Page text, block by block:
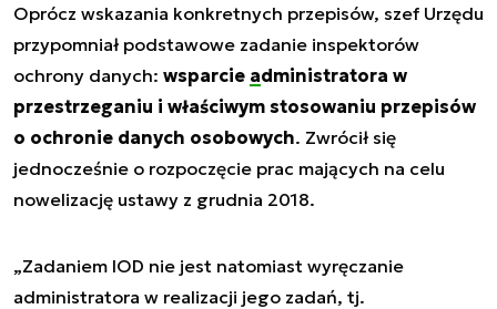
Oprócz wskazania konkretnych przepisów, szef Urzędu
przypomniał podstawowe zadanie inspektorów
ochrony danych: wsparcie administratora w
przestrzeganiu i właściwym stosowaniu przepisów
o ochronie danych osobowych. Zwrócił się
jednocześnie o rozpoczęcie prac mających na celu
nowelizację ustawy z grudnia 2018.
„Zadaniem IOD nie jest natomiast wyręczanie
administratora w realizacji jego zadań, tj.